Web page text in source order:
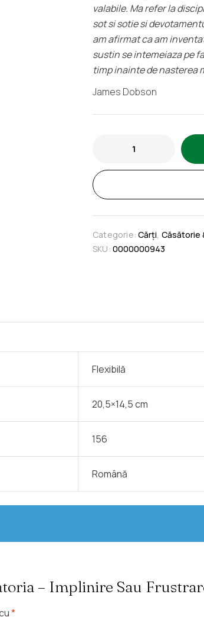
valabile. Ma refer la
sot si sotie si
am afirmat ca am
sustin se intemeiaza pe
timp inainte de nasterea
James Dobson
Categorie: Cărți, Căsătorie
SKU: 0000000943
Flexibilă
20,5×14,5 cm
156
Română
– Implinire Sau
*